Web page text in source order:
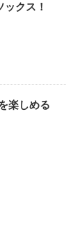
クス！
楽しめる